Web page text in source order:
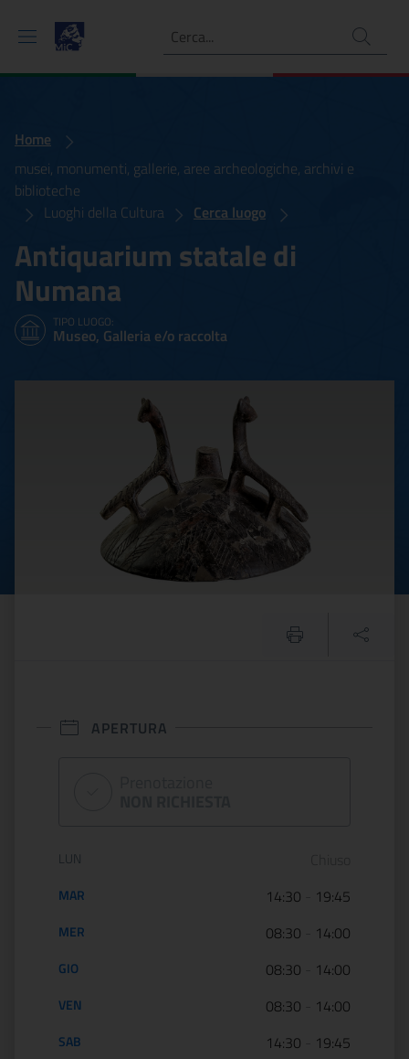
Ricerca
Home
musei, monumenti, gallerie, aree archeologiche, archivi e
biblioteche
Luoghi della Cultura
Cerca luogo
Antiquarium statale di
Numana
TIPO LUOGO:
Museo, Galleria e/o raccolta
Antiquarium statale di
APERTURA
Orario di apertura:
LUN
MAR 14:30 19:45
MER 08:30 14:00
GIO 08:30 14:00
VEN 08:30 14:00
SAB 14:30 19:45